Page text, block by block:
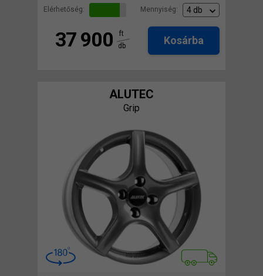
Elérhetőség: Mennyiség:
37 900
ft
db
Kosárba
ALUTEC
Grip